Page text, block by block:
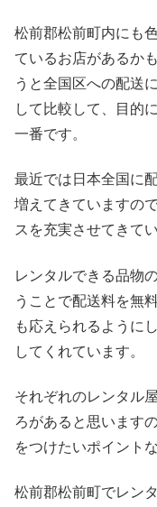
松前郡松前町内にも
ているお店があるか
うと全国区への配送
して比較して、目的
一番です。
最近では日本全国に
増えてきていますの
スを充実させてきてい
レンタルできる品物
うことで配送料を無
も応えられるように
してくれています。
それぞれのレンタル
ろがあると思います
をつけたいポイント
松前郡松前町でレン